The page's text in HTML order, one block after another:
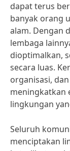
dapat terus
banyak orang
alam. Dengan
lembaga
dioptimalkan,
secara luas.
organisasi,
meningkatkan
lingkungan
Seluruh
menciptakan